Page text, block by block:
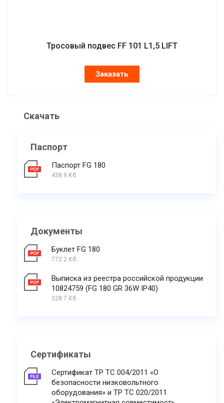
Тросовый подвес FF 101 L1,5 LIFT
Заказать
Скачать
Паспорт
Паспорт FG 180
438.9 Кб
Документы
Буклет FG 180
772.2 Кб
Выписка из реестра российской продукции
10824759 (FG 180 GR 36W IP40)
328.7 Кб
Сертификаты
Сертификат ТР ТС 004/2011 «О
безопасности низковольтного
оборудования» и ТР ТС 020/2011